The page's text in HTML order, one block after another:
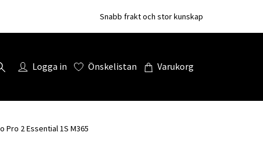
Snabb frakt och stor kunskap
Logga in Önskelistan Varukorg
Pro 2 Essential 1S M365